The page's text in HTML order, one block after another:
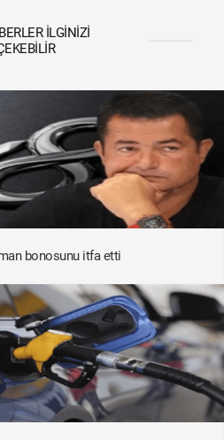
İLGINIZI
bonosunu itfa etti